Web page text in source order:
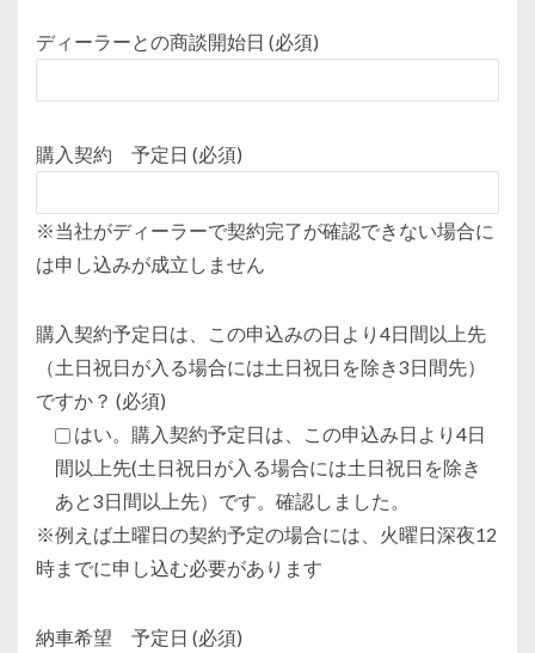
ディーラーとの商談開始日 (必須)
購入契約 予定日 (必須)
※当社がディーラーで契約完了が確認できない場合に
は申し込みが成立しません
購入契約予定日は、この申込みの日より4日間以上先
（土日祝日が入る場合には土日祝日を除き3日間先）
ですか？ (必須)
はい。購入契約予定日は、この申込み日より4日
間以上先(土日祝日が入る場合には土日祝日を除き
あと3日間以上先）です。確認しました。
※例えば土曜日の契約予定の場合には、火曜日深夜12
時までに申し込む必要があります
納車希望 予定日 (必須)